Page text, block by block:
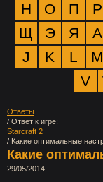
Н
О П Р
Щ
Э Я A
J
K L M
V
Ответы
/ Ответ к игре:
Starcraft 2
/ Какие оптимальные
Какие
29/05/2014